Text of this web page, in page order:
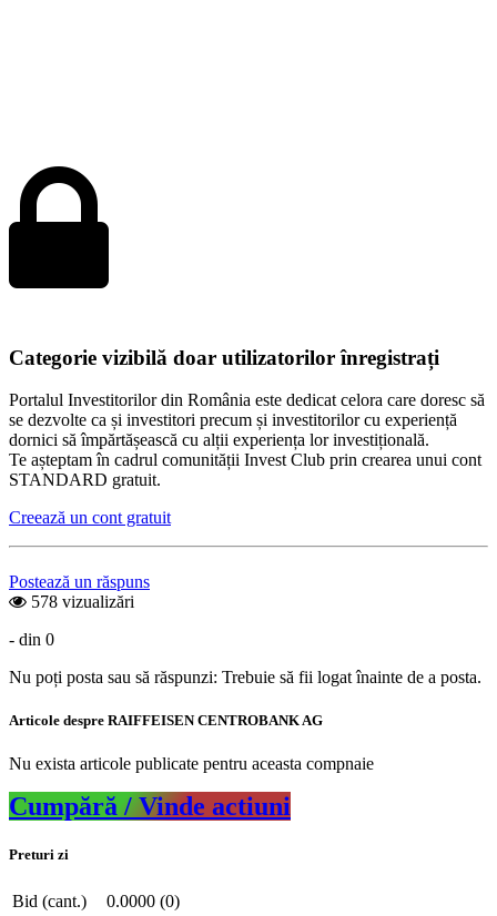
Categorie vizibilă doar utilizatorilor înregistrați
Portalul Investitorilor din România este dedicat celora care doresc să
se dezvolte ca și investitori precum și investitorilor cu experiență
dornici să împărtășească cu alții experiența lor investițională.
Te așteptam în cadrul comunității Invest Club prin crearea unui cont
STANDARD gratuit.
Creează un cont gratuit
Postează un răspuns
578 vizualizări
- din 0
Nu poți posta sau să răspunzi: Trebuie să fii logat înainte de a posta.
Articole despre RAIFFEISEN CENTROBANK AG
Nu exista articole publicate pentru aceasta compnaie
Cumpără / Vinde actiuni
Preturi zi
Bid (cant.)
0.0000 (0)